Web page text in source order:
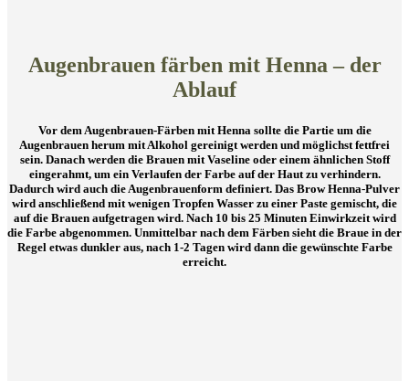
Augenbrauen färben mit Henna – der
Ablauf
Vor dem Augenbrauen-Färben mit Henna sollte die Partie um die
Augenbrauen herum mit Alkohol gereinigt werden und möglichst fettfrei
sein. Danach werden die Brauen mit Vaseline oder einem ähnlichen Stoff
eingerahmt, um ein Verlaufen der Farbe auf der Haut zu verhindern.
Dadurch wird auch die Augenbrauenform definiert. Das Brow Henna-Pulver
wird anschließend mit wenigen Tropfen Wasser zu einer Paste gemischt, die
auf die Brauen aufgetragen wird. Nach 10 bis 25 Minuten Einwirkzeit wird
die Farbe abgenommen. Unmittelbar nach dem Färben sieht die Braue in der
Regel etwas dunkler aus, nach 1-2 Tagen wird dann die gewünschte Farbe
erreicht.